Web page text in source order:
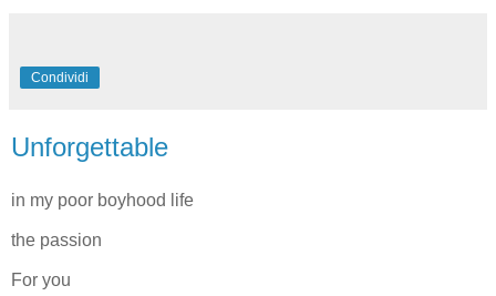
Condividi
Unforgettable
in my poor boyhood life
the passion
For you